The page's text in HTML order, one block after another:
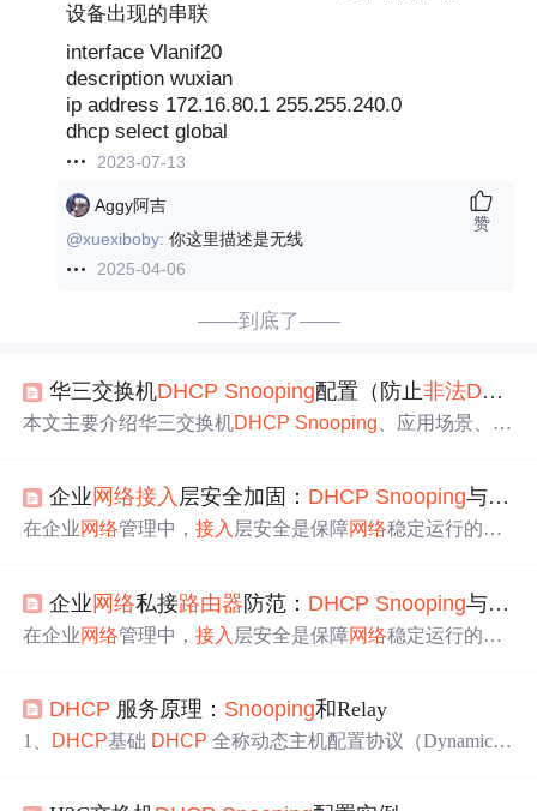
设备出现的串联
interface Vlanif20
description wuxian
ip address 172.16.80.1 255.255.240.0
dhcp select global
2023-07-13
Aggy阿吉
@xuexiboby:你这里描述是无线
2025-04-06
赞
——到底了——
华三交换机DHCP Snooping配置（防止非法DHCP
本文主要介绍华三交换机DHCP Snooping 、应用场景、现
企业 网络接入 层安全加固： DHCP Snooping与DAI实战配置详解
在企业网络管理中，接入 层安全是保障网络稳定运行的基
接设备开启非法DHCP服务，将引发IP地址冲突、ARP欺
骗等二层攻击，导致网络 中断。 DHCP Snooping技术通过
P检测（DAI），可依据绑定表验证ARP报文真实性，有效
防御ARP欺骗攻击。这套组合方案在园区网、办公
网络
场景中，能显著提升接
企业 网络私接路由器防范： DHCP Snooping与端口安全实战配置
在企业网络管理中，接入 层安全是保障网络稳定运行的基
序。这项技术的核心价值在于变被动故障排查为主动安全
防御，能有效提升网络可用性和管理效率。典型的应用场
DHCP 服务原理： Snooping和Relay
1、 DHCP基础 DHCP 全称动态主机配置协议（Dynamic H